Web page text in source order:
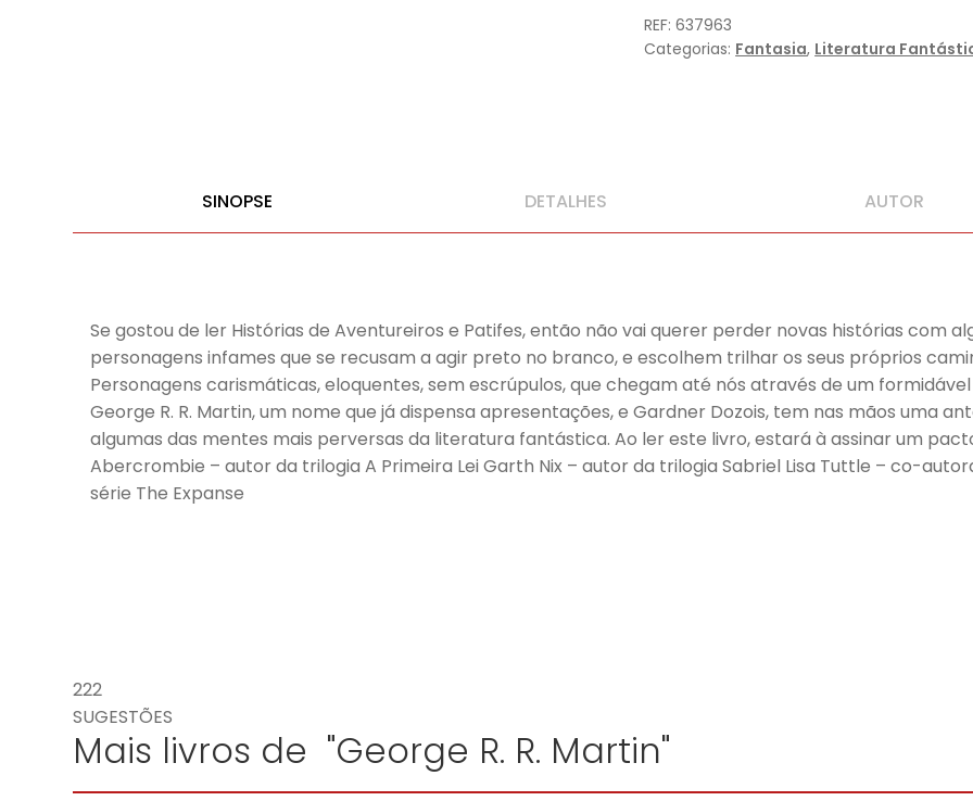
Canalhas
REF:637963
Categorias: Fantasia, Literatura
SINOPSE DETALHES AUTOR
Se gostou de ler Histórias de Aventureiros e Patifes, então não vai querer perder novas histórias com
personagens infames que se recusam a agir preto no branco, e escolhem trilhar os seus próprios
Personagens carismáticas, eloquentes, sem escrúpulos, que chegam até nós através de um
George R. R. Martin, um nome que já dispensa apresentações, e Gardner Dozois, tem nas mãos uma
algumas das mentes mais perversas da literatura fantástica. Ao ler este livro, estará à assinar um
Abercrombie – autor da trilogia A Primeira Lei Garth Nix – autor da trilogia Sabriel Lisa Tuttle – co-
série The Expanse
222
SUGESTÕES
Mais livros de "George R. R. Martin"